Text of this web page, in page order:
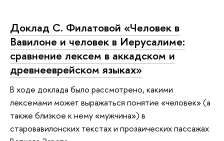
Доклад С. Филатовой «Человек в
Вавилоне и человек в Иерусалиме:
сравнение лексем в аккадском и
древнееврейском языках»
В ходе доклада было рассмотрено, какими
лексемами может выражаться понятие «человек» (а
также близкое к нему «мужчина») в
старовавилонских текстах и прозаических пассажах